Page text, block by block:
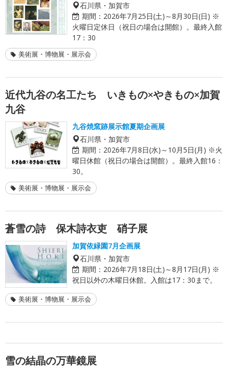
石川県・加賀市
期間： 2026年7月25日(土)～8月30日(日) ※
火曜日定休日（祝日の場合は開館）。最終入館
17：30
美術展・博物展・展示会
近代九谷の名工たち いきもの×やきもの×加賀
九谷
九谷焼窯跡展示館夏期企画展
石川県・加賀市
期間： 2026年7月8日(水)～10月5日(月) ※火
曜日休館（祝日の場合は開館）。最終入館16：
30。
美術展・博物展・展示会
蒼雪の詩 保木詩衣吏 硝子展
加賀依緑園7月企画展
石川県・加賀市
期間： 2026年7月18日(土)～8月17日(月) ※
祝日以外の木曜日休館。入館は17：30まで。
美術展・博物展・展示会
雪の結晶の万華鏡展